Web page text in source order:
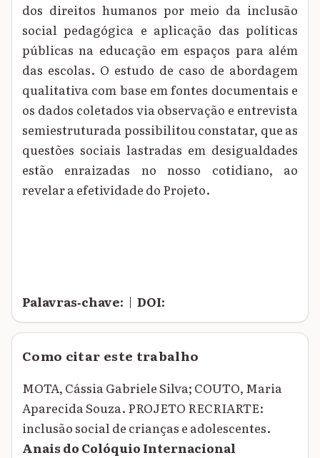
dos direitos humanos por meio da inclusão
social pedagógica e aplicação das políticas
públicas na educação em espaços para além
das escolas. O estudo de caso de abordagem
qualitativa com base em fontes documentais e
os dados coletados via observação e entrevista
semiestruturada possibilitou constatar, que as
questões sociais lastradas em desigualdades
estão enraizadas no nosso cotidiano, ao
revelar a efetividade do Projeto.
Palavras‑chave: | DOI:
Como citar este trabalho
MOTA, Cássia Gabriele Silva; COUTO, Maria
Aparecida Souza. PROJETO RECRIARTE:
inclusão social de crianças e adolescentes.
Anais do Colóquio Internacional